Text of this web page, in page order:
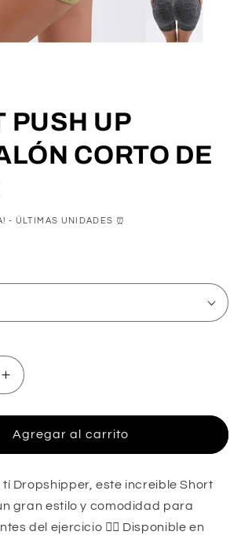
PUSH UP
CORTO DE
- ÚLTIMAS UNIDADES ⏰
Aumentar
cantidad
para
SHORT
PUSH
(PANTALÓN
CORTO
DE
Agregar al carrito
tí Dropshipper, este increible Short
gran estilo y comodidad para
del ejercicio 🏋‍♀️ Disponible en